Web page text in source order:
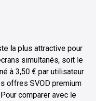
la plus attractive pour
simultanés, soit le
à 3,50 € par utilisateur
offres SVOD premium
comparer avec le